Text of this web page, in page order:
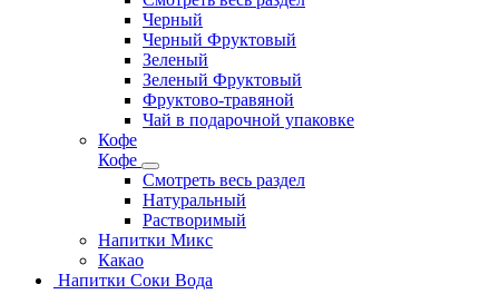
Черный
Черный Фруктовый
Зеленый
Зеленый Фруктовый
Фруктово-травяной
Чай в подарочной упаковке
Кофе
Кофе
Смотреть весь раздел
Натуральный
Растворимый
Напитки Микс
Какао
Напитки Соки Вода